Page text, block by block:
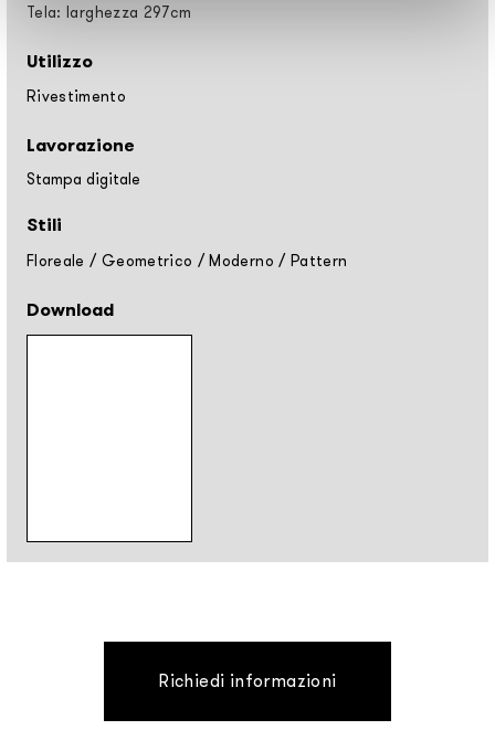
Tela: larghezza 297cm
Utilizzo
Rivestimento
Lavorazione
Stampa digitale
Stili
Floreale / Geometrico /Moderno / Pattern
Download
Richiedi informazioni